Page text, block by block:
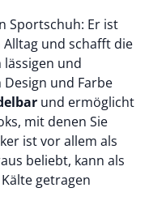
Sportschuh: Er ist
lässigen und
Design und Farbe
mit denen Sie
ist vor allem als
beliebt, kann als
getragen